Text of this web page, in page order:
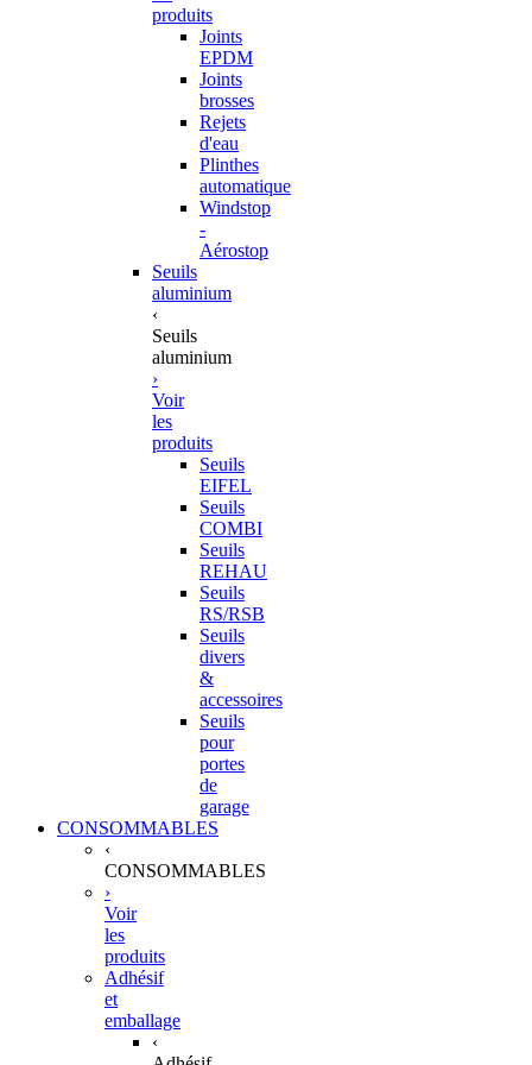
produits
Joints
EPDM
Joints
brosses
Rejets
d'eau
Plinthes
automatique
Windstop
-
Aérostop
Seuils
aluminium
‹
Seuils
aluminium
›
Voir
les
produits
Seuils
EIFEL
Seuils
COMBI
Seuils
REHAU
Seuils
RS/RSB
Seuils
divers
&
accessoires
Seuils
pour
portes
de
garage
CONSOMMABLES
‹
CONSOMMABLES
›
Voir
les
produits
Adhésif
et
emballage
‹